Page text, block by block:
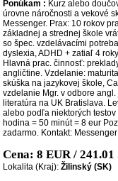
Ponúkam : Kurz alebo
úrovne náročnosti a vekové
Messenger. Prax: 10 rokov
základnej a strednej škole
so špec. vzdelávacími
dyslexia, ADHD + zatiaľ 4
Hlavná prac. činnosť:
angličtine. Vzdelanie:
skúška na jazykovej škole,
vzdelanie Mgr. v odbore
literatúra na UK Bratislava.
alebo podľa niektorých
hodina = 50 minút = 8 eur
zadarmo. Kontakt:
Cena: 8 EUR /
Lokalita (Kraj): Žilinský (SK)